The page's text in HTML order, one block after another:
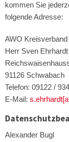
kommen Sie
folgende Adresse:
AWO
Herr Sven Ehrhardt
91126 Schwabach
Telefon: 09122 /
E-Mail:
Alexander Bugl